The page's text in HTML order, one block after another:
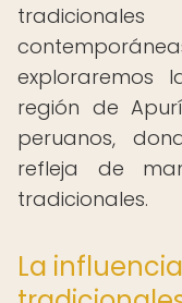
exploraremos
región de
peruanos,
refleja de
tradicionales.
La